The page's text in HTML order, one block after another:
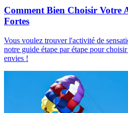
Comment Bien Choisir Votre
Fortes
Vous voulez trouver l'activité de
notre guide étape par étape pour
envies !